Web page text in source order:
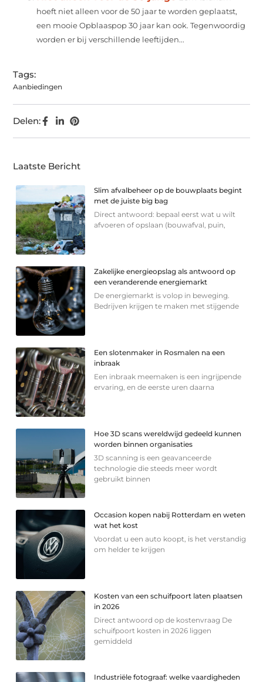
hoeft niet alleen voor de 50 jaar te worden geplaatst,
een mooie Opblaaspop 30 jaar kan ook. Tegenwoordig
worden er bij verschillende leeftijden...
Tags:
Aanbiedingen
Delen:
Laatste Bericht
Slim afvalbeheer op de bouwplaats begint
met de juiste big bag
Direct antwoord: bepaal eerst wat u wilt
afvoeren of opslaan (bouwafval, puin,
Zakelijke energieopslag als antwoord op
een veranderende energiemarkt
De energiemarkt is volop in beweging.
Bedrijven krijgen te maken met stijgende
Een slotenmaker in Rosmalen na een
inbraak
Een inbraak meemaken is een ingrijpende
ervaring, en de eerste uren daarna
Hoe 3D scans wereldwijd gedeeld kunnen
worden binnen organisaties
3D scanning is een geavanceerde
technologie die steeds meer wordt
gebruikt binnen
Occasion kopen nabij Rotterdam en weten
wat het kost
Voordat u een auto koopt, is het verstandig
om helder te krijgen
Kosten van een schuifpoort laten plaatsen
in 2026
Direct antwoord op de kostenvraag De
schuifpoort kosten in 2026 liggen
gemiddeld
Industriële fotograaf: welke vaardigheden